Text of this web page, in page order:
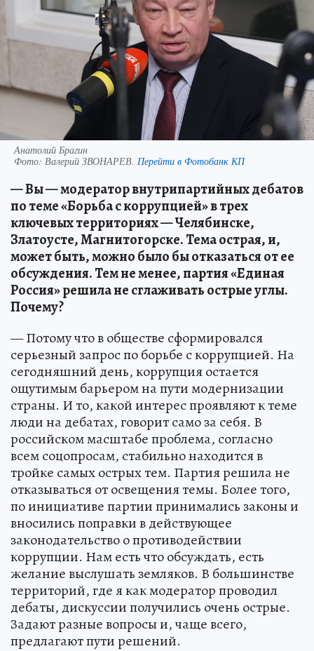
Анатолий Брагин
Фото: Валерий ЗВОНАРЕВ. Перейти в Фотобанк КП
— Вы — модератор внутрипартийных дебатов
по теме «Борьба с коррупцией» в трех
ключевых территориях — Челябинске,
Златоусте, Магнитогорске. Тема острая, и,
может быть, можно было бы отказаться от ее
обсуждения. Тем не менее, партия «Единая
Россия» решила не сглаживать острые углы.
Почему?
— Потому что в обществе сформировался
серьезный запрос по борьбе с коррупцией. На
сегодняшний день, коррупция остается
ощутимым барьером на пути модернизации
страны. И то, какой интерес проявляют к теме
люди на дебатах, говорит само за себя. В
российском масштабе проблема, согласно
всем соцопросам, стабильно находится в
тройке самых острых тем. Партия решила не
отказываться от освещения темы. Более того,
по инициативе партии принимались законы и
вносились поправки в действующее
законодательство о противодействии
коррупции. Нам есть что обсуждать, есть
желание выслушать земляков. В большинстве
территорий, где я как модератор проводил
дебаты, дискуссии получились очень острые.
Задают разные вопросы и, чаще всего,
предлагают пути решений.